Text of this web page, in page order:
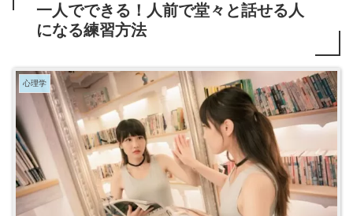
一人でできる！人前で堂々と話せる人
になる練習方法
心理学